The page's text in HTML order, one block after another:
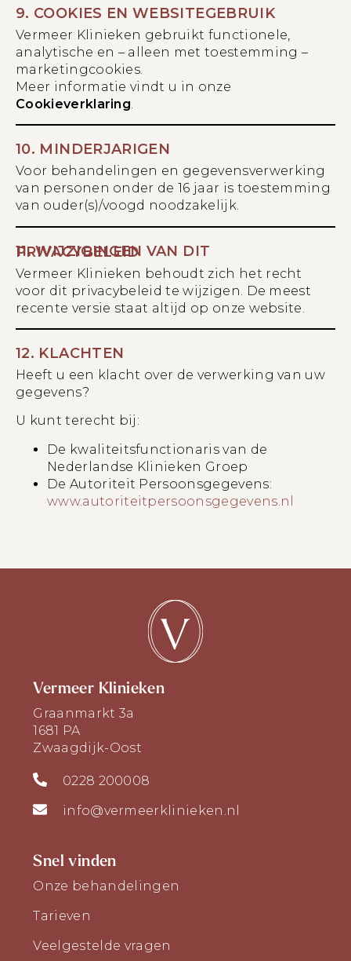
9. COOKIES EN WEBSITEGEBRUIK
Vermeer Klinieken gebruikt functionele,
analytische en – alleen met toestemming –
marketingcookies.
Meer informatie vindt u in onze
Cookieverklaring.
10. MINDERJARIGEN
Voor behandelingen en gegevensverwerking
van personen onder de 16 jaar is toestemming
van ouder(s)/voogd noodzakelijk.
11. WIJZIGINGEN VAN DIT PRIVACYBELEID
Vermeer Klinieken behoudt zich het recht
voor dit privacybeleid te wijzigen. De meest
recente versie staat altijd op onze website.
12. KLACHTEN
Heeft u een klacht over de verwerking van uw
gegevens?
U kunt terecht bij:
De kwaliteitsfunctionaris van de
Nederlandse Klinieken Groep
De Autoriteit Persoonsgegevens:
www.autoriteitpersoonsgegevens.nl
Vermeer Klinieken
Graanmarkt 3a
1681 PA
Zwaagdijk-Oost
0228 200008
info@vermeerklinieken.nl
Snel vinden
Onze behandelingen
Tarieven
Veelgestelde vragen